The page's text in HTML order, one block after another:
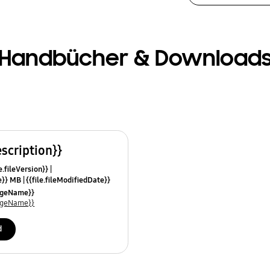
&
MB {{file.fileModifiedDate}}